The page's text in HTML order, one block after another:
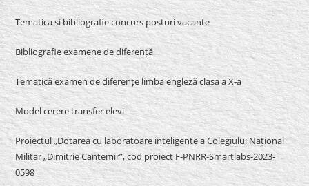
Tematica si bibliografie concurs posturi vacante
Bibliografie examene de diferență
Tematică examen de diferențe limba engleză clasa a X-a
Model cerere transfer elevi
Proiectul „Dotarea cu laboratoare inteligente a Colegiului Național
Militar „Dimitrie Cantemir”, cod proiect F-PNRR-Smartlabs-2023-
0598